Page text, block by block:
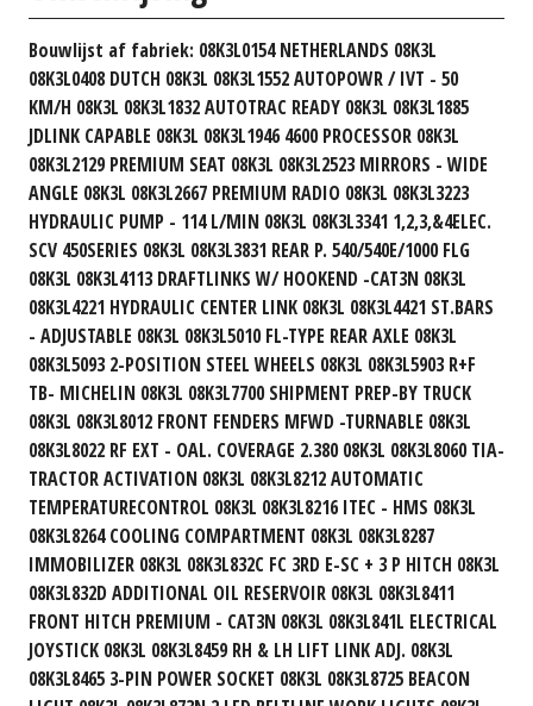
Bouwlijst af fabriek: 08K3L0154 NETHERLANDS 08K3L
08K3L0408 DUTCH 08K3L 08K3L1552 AUTOPOWR / IVT - 50
KM/H 08K3L 08K3L1832 AUTOTRAC READY 08K3L 08K3L1885
JDLINK CAPABLE 08K3L 08K3L1946 4600 PROCESSOR 08K3L
08K3L2129 PREMIUM SEAT 08K3L 08K3L2523 MIRRORS - WIDE
ANGLE 08K3L 08K3L2667 PREMIUM RADIO 08K3L 08K3L3223
HYDRAULIC PUMP - 114 L/MIN 08K3L 08K3L3341 1,2,3,&4ELEC.
SCV 450SERIES 08K3L 08K3L3831 REAR P. 540/540E/1000 FLG
08K3L 08K3L4113 DRAFTLINKS W/ HOOKEND -CAT3N 08K3L
08K3L4221 HYDRAULIC CENTER LINK 08K3L 08K3L4421 ST.BARS
- ADJUSTABLE 08K3L 08K3L5010 FL-TYPE REAR AXLE 08K3L
08K3L5093 2-POSITION STEEL WHEELS 08K3L 08K3L5903 R+F
TB- MICHELIN 08K3L 08K3L7700 SHIPMENT PREP-BY TRUCK
08K3L 08K3L8012 FRONT FENDERS MFWD -TURNABLE 08K3L
08K3L8022 RF EXT - OAL. COVERAGE 2.380 08K3L 08K3L8060 TIA-
TRACTOR ACTIVATION 08K3L 08K3L8212 AUTOMATIC
TEMPERATURECONTROL 08K3L 08K3L8216 ITEC - HMS 08K3L
08K3L8264 COOLING COMPARTMENT 08K3L 08K3L8287
IMMOBILIZER 08K3L 08K3L832C FC 3RD E-SC + 3 P HITCH 08K3L
08K3L832D ADDITIONAL OIL RESERVOIR 08K3L 08K3L8411
FRONT HITCH PREMIUM - CAT3N 08K3L 08K3L841L ELECTRICAL
JOYSTICK 08K3L 08K3L8459 RH & LH LIFT LINK ADJ. 08K3L
08K3L8465 3-PIN POWER SOCKET 08K3L 08K3L8725 BEACON